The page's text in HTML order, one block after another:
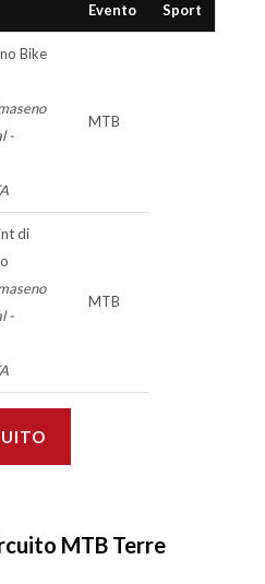
Evento Sport
Bike
-
MTB
di
-
MTB
MTB Terre